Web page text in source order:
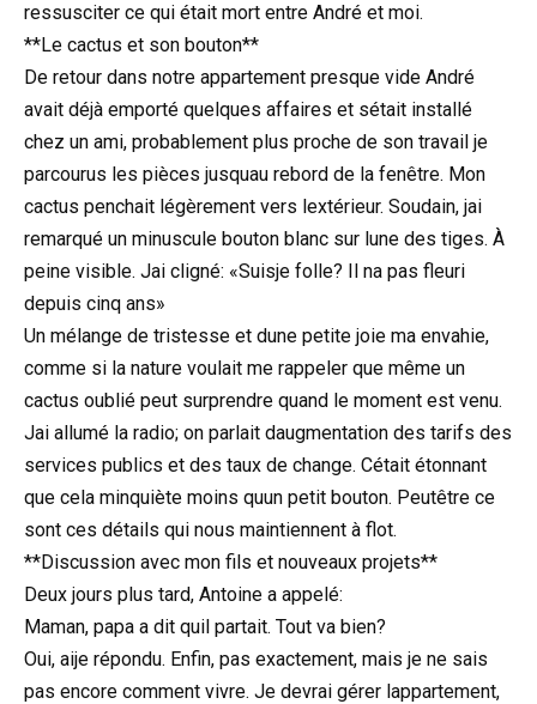
ressusciter ce qui était mort entre André et moi.
**Le cactus et son bouton**
De retour dans notre appartement presque vide André
avait déjà emporté quelques affaires et sétait installé
chez un ami, probablement plus proche de son travail je
parcourus les pièces jusquau rebord de la fenêtre. Mon
cactus penchait légèrement vers lextérieur. Soudain, jai
remarqué un minuscule bouton blanc sur lune des tiges. À
peine visible. Jai cligné: «Suisje folle? Il na pas fleuri
depuis cinq ans»
Un mélange de tristesse et dune petite joie ma envahie,
comme si la nature voulait me rappeler que même un
cactus oublié peut surprendre quand le moment est venu.
Jai allumé la radio; on parlait daugmentation des tarifs des
services publics et des taux de change. Cétait étonnant
que cela minquiète moins quun petit bouton. Peutêtre ce
sont ces détails qui nous maintiennent à flot.
**Discussion avec mon fils et nouveaux projets**
Deux jours plus tard, Antoine a appelé:
Maman, papa a dit quil partait. Tout va bien?
Oui, aije répondu. Enfin, pas exactement, mais je ne sais
pas encore comment vivre. Je devrai gérer lappartement,